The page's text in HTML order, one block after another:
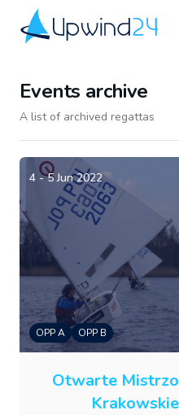
Events archive
A list of archived regattas
4 - 5 Jun 2022
OPP A OPP B
Otwarte